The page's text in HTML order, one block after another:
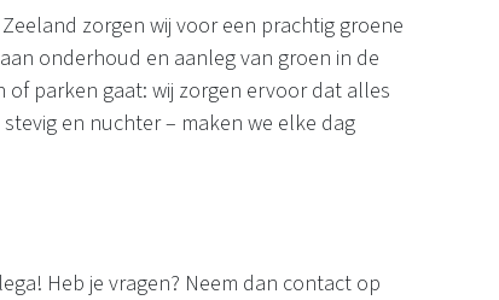
zorgen wij voor een prachtig groene
onderhoud en aanleg van groen in de
parken gaat: wij zorgen ervoor dat alles
en nuchter – maken we elke dag
Heb je vragen? Neem dan contact op